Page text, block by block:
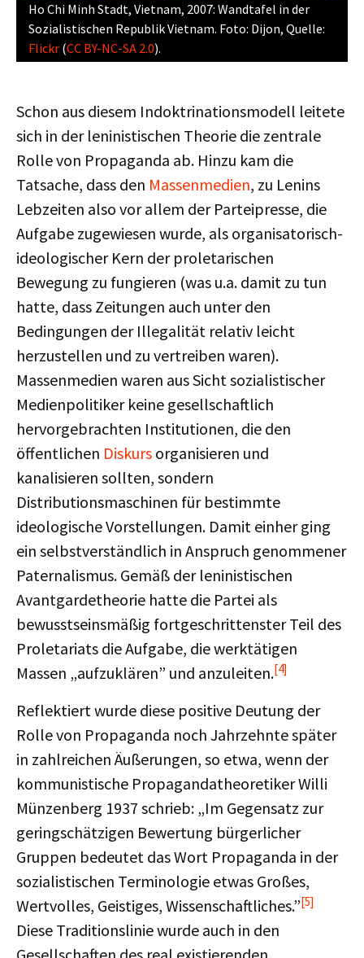
Ho Chi Minh Stadt, Vietnam, 2007: Wandtafel in der
Sozialistischen Republik Vietnam. Foto: Dijon, Quelle:
Flickr (CC BY-NC-SA 2.0).
Schon aus diesem Indoktrinationsmodell leitete
sich in der leninistischen Theorie die zentrale
Rolle von Propaganda ab. Hinzu kam die
Tatsache, dass den Massenmedien, zu Lenins
Lebzeiten also vor allem der Parteipresse, die
Aufgabe zugewiesen wurde, als organisatorisch-
ideologischer Kern der proletarischen
Bewegung zu fungieren (was u.a. damit zu tun
hatte, dass Zeitungen auch unter den
Bedingungen der Illegalität relativ leicht
herzustellen und zu vertreiben waren).
Massenmedien waren aus Sicht sozialistischer
Medienpolitiker keine gesellschaftlich
hervorgebrachten Institutionen, die den
öffentlichen Diskurs organisieren und
kanalisieren sollten, sondern
Distributionsmaschinen für bestimmte
ideologische Vorstellungen. Damit einher ging
ein selbstverständlich in Anspruch genommener
Paternalismus. Gemäß der leninistischen
Avantgardetheorie hatte die Partei als
bewusstseinsmäßig fortgeschrittenster Teil des
Proletariats die Aufgabe, die werktätigen
Massen „aufzuklären” und anzuleiten.[4]
Reflektiert wurde diese positive Deutung der
Rolle von Propaganda noch Jahrzehnte später
in zahlreichen Äußerungen, so etwa, wenn der
kommunistische Propagandatheoretiker Willi
Münzenberg 1937 schrieb: „Im Gegensatz zur
geringschätzigen Bewertung bürgerlicher
Gruppen bedeutet das Wort Propaganda in der
sozialistischen Terminologie etwas Großes,
Wertvolles, Geistiges, Wissenschaftliches.”[5]
Diese Traditionslinie wurde auch in den